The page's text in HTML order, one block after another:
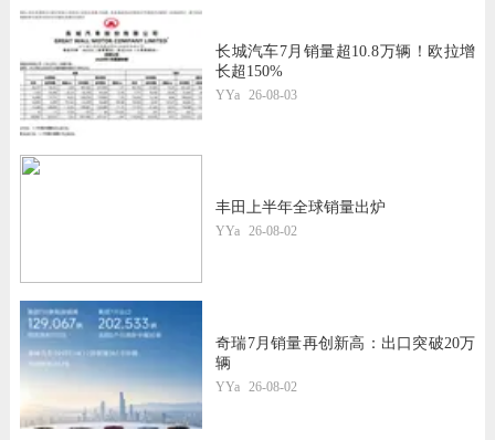
长城汽车7月销量超10.8万辆！欧拉增
长超150%
YYa 26-08-03
丰田上半年全球销量出炉
YYa 26-08-02
奇瑞7月销量再创新高：出口突破20万
辆
YYa 26-08-02